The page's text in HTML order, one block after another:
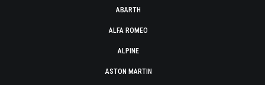
ABARTH
ALFA ROMEO
ALPINE
ASTON MARTIN